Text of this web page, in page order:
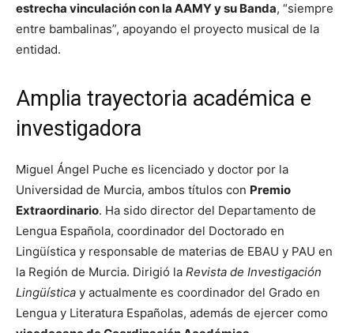
estrecha vinculación con la AAMY y su Banda, “siempre
entre bambalinas”, apoyando el proyecto musical de la
entidad.
Amplia trayectoria académica e
investigadora
Miguel Ángel Puche es licenciado y doctor por la
Universidad de Murcia, ambos títulos con Premio
Extraordinario. Ha sido director del Departamento de
Lengua Española, coordinador del Doctorado en
Lingüística y responsable de materias de EBAU y PAU en
la Región de Murcia. Dirigió la Revista de Investigación
Lingüística y actualmente es coordinador del Grado en
Lengua y Literatura Españolas, además de ejercer como